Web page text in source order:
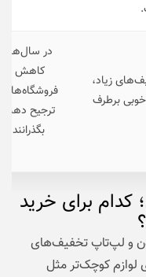
زیاد،
برطرف
در سال‌های
کاهش
فروشگاه‌ها
ترجیح دهند
بگذرانند
کدام برای خرید
و لپ‌تاپ تخفیف‌های
لوازم کوچک‌تر مثل